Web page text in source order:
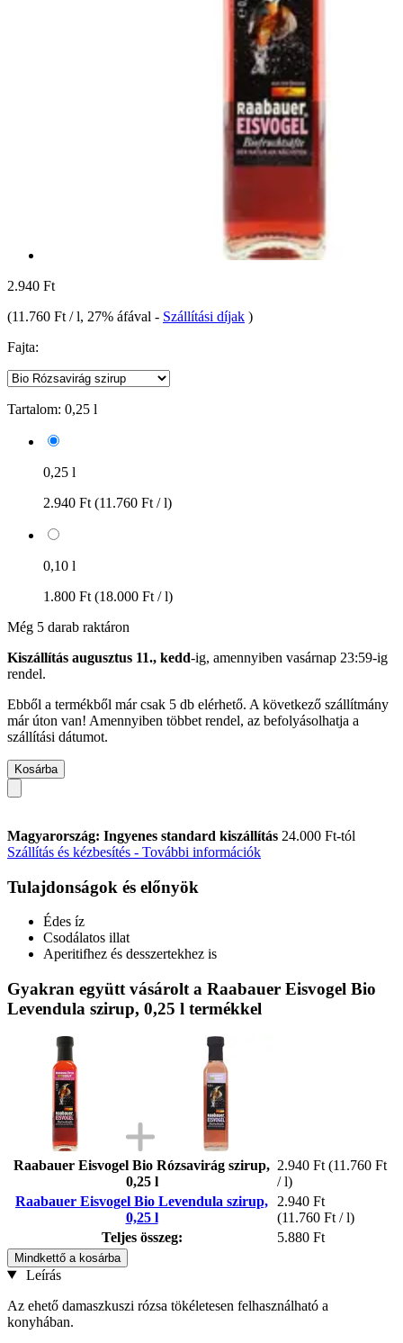
2.940 Ft
(11.760 Ft / l, 27% áfával - Szállítási díjak )
Fajta:
Tartalom: 0,25 l
0,25 l
2.940 Ft (11.760 Ft / l)
0,10 l
1.800 Ft (18.000 Ft / l)
Még 5 darab raktáron
Kiszállítás augusztus 11., kedd-ig, amennyiben vasárnap 23:59-ig
rendel.
Ebből a termékből már csak 5 db elérhető. A következő szállítmány
már úton van! Amennyiben többet rendel, az befolyásolhatja a
szállítási dátumot.
Kosárba
Magyarország: Ingyenes standard kiszállítás 24.000 Ft-tól
Szállítás és kézbesítés - További információk
Tulajdonságok és előnyök
Édes íz
Csodálatos illat
Aperitifhez és desszertekhez is
Gyakran együtt vásárolt a Raabauer Eisvogel Bio
Levendula szirup, 0,25 l termékkel
Raabauer Eisvogel Bio Rózsavirág szirup,
0,25 l
2.940 Ft (11.760 Ft
/ l)
Raabauer Eisvogel Bio Levendula szirup,
0,25 l
2.940 Ft
(11.760 Ft / l)
Teljes összeg:
5.880 Ft
Mindkettő a kosárba
Leírás
Az ehető damaszkuszi rózsa tökéletesen felhasználható a
konyhában.